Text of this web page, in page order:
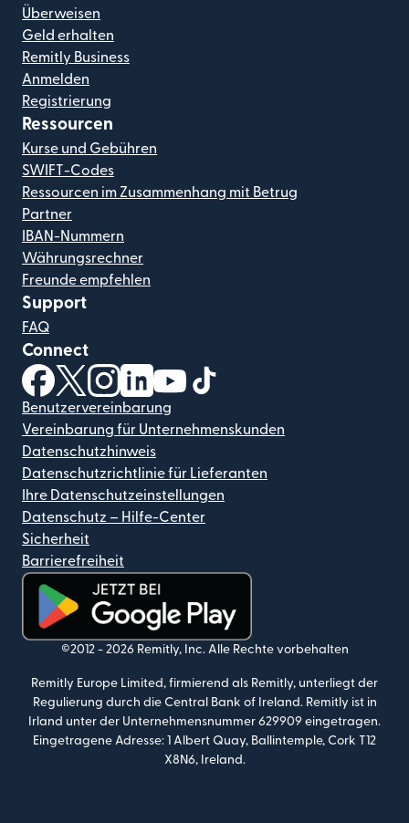
Überweisen
Geld erhalten
Remitly Business
Anmelden
Registrierung
Ressourcen
Kurse und Gebühren
SWIFT-Codes
Ressourcen im Zusammenhang mit Betrug
Partner
IBAN-Nummern
Währungsrechner
Freunde empfehlen
Support
FAQ
Connect
(wird in einem neuen Fenster geöffnet)
(wird in einem neuen Fenster geöffnet)
(wird in einem neuen Fenster geöffnet)
(wird in einem neuen Fenster geöffnet)
(wird in einem neuen Fenster
Benutzervereinbarung
Vereinbarung für Unternehmenskunden
Datenschutzhinweis
Datenschutzrichtlinie für Lieferanten
Ihre Datenschutzeinstellungen
Datenschutz – Hilfe-Center
Sicherheit
Barrierefreiheit
(wird in einem neuen Fenster geöffnet)
©2012 - 2026 Remitly, Inc. Alle Rechte vorbehalten
Remitly Europe Limited, firmierend als Remitly, unterliegt der
Regulierung durch die Central Bank of Ireland. Remitly ist in
Irland unter der Unternehmensnummer 629909 eingetragen.
Eingetragene Adresse: 1 Albert Quay, Ballintemple, Cork T12
X8N6, Ireland.